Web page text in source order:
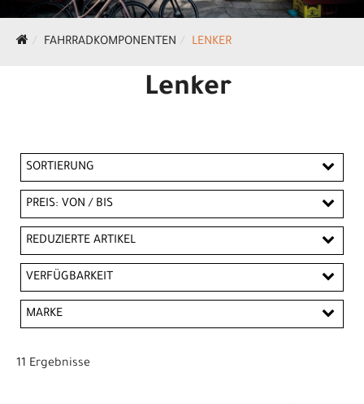
FAHRRADKOMPONENTEN LENKER
Lenker
SORTIERUNG
PREIS: VON / BIS
CHF
REDUZIERTE ARTIKEL
Reduzierte Artikel
VERFÜGBARKEIT
MARKE
11 Ergebnisse